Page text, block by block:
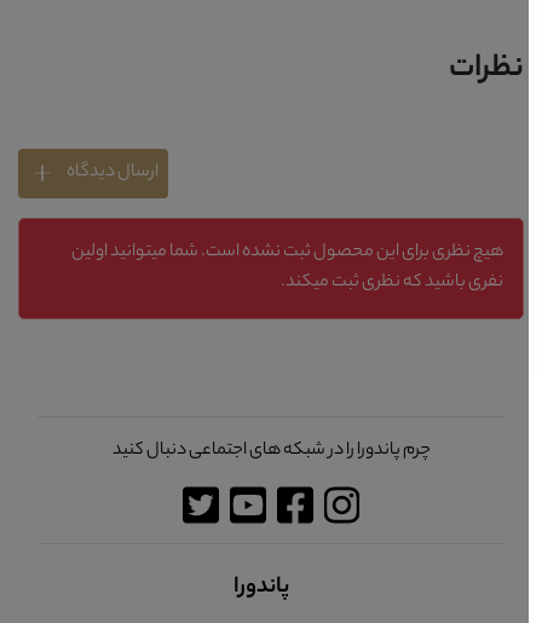
نظرات
ارسال دیدگاه
هیچ نظری برای این محصول ثبت نشده است. شما میتوانید اولین
نفری باشید که نظری ثبت میکند.
چرم پاندورا را در شبکه های اجتماعی دنبال کنید
پاندورا